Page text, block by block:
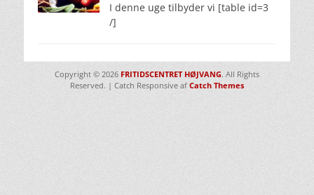
I denne uge tilbyder vi [table id=3
/]
Copyright © 2026 FRITIDSCENTRET HØJVANG. All Rights
Reserved. | Catch Responsive af Catch Themes